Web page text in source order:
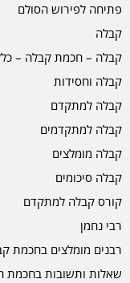
פתיחה לפירוש הסולם
קבלה
קבלה – חכמת קבלה –
קבלה וחסידות
קבלה למתקדם
קבלה למתקדמים
קבלה מומלצים
קבלה סיכומים
קורס קבלה למתקדם
רבי נחמן
רבנים מומלצים בחכמת
שאלות ותשובות בחכמת